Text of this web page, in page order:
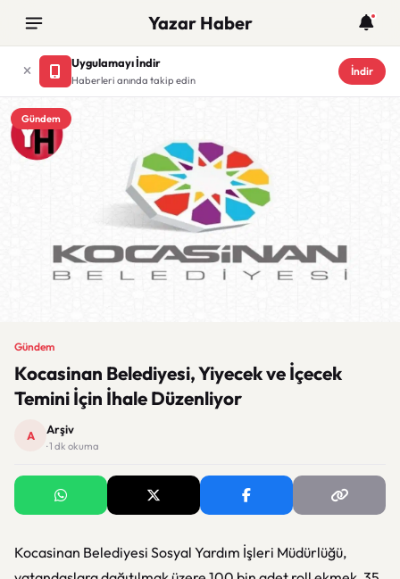
Yazar Haber
Uygulamayı İndir
Haberleri anında takip edin
İndir
Gündem
Gündem
Kocasinan Belediyesi, Yiyecek ve İçecek
Temini İçin İhale Düzenliyor
A Arşiv
· 1 dk okuma
Kocasinan Belediyesi Sosyal Yardım İşleri Müdürlüğü,